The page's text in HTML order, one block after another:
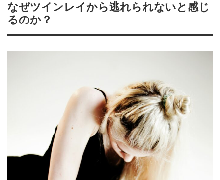
なぜツインレイから逃れられないと感じ
るのか？